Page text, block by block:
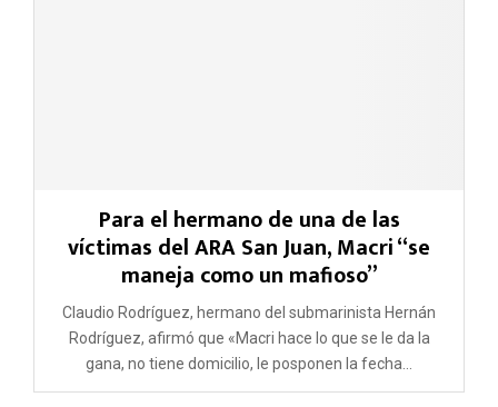
Para el hermano de una de las
víctimas del ARA San Juan, Macri “se
maneja como un mafioso”
Claudio Rodríguez, hermano del submarinista Hernán
Rodríguez, afirmó que «Macri hace lo que se le da la
gana, no tiene domicilio, le posponen la fecha...